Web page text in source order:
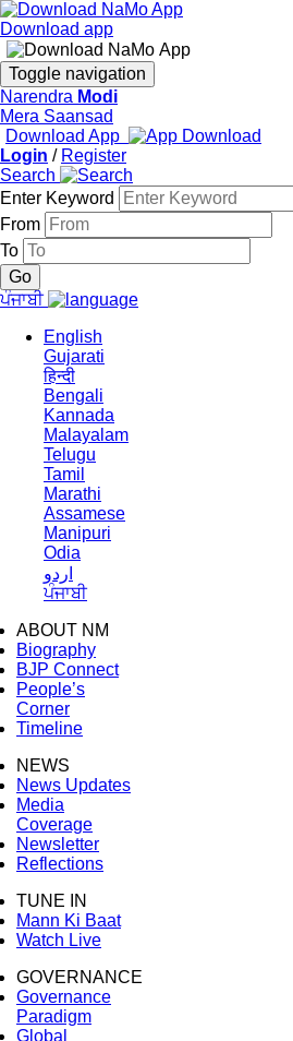
Download app
Toggle navigation
Narendra Modi
Mera Saansad
Download App
Login / Register
Search
Enter Keyword
From
To
ਪੰਜਾਬੀ
English
Gujarati
हिन्दी
Bengali
Kannada
Malayalam
Telugu
Tamil
Marathi
Assamese
Manipuri
Odia
اردو
ਪੰਜਾਬੀ
ABOUT NM
Biography
BJP Connect
People’s
Corner
Timeline
NEWS
News Updates
Media
Coverage
Newsletter
Reflections
TUNE IN
Mann Ki Baat
Watch Live
GOVERNANCE
Governance
Paradigm
Global